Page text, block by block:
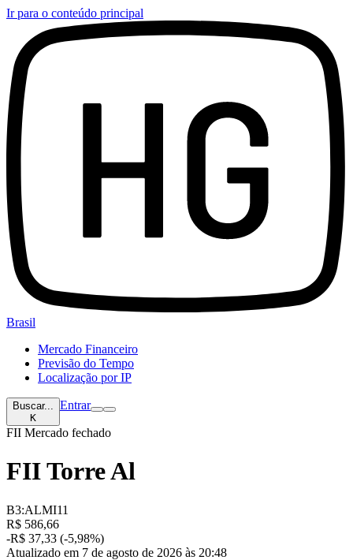
Ir para o conteúdo principal
Brasil
Mercado Financeiro
Previsão do Tempo
Localização por IP
Buscar...
K
Entrar
FII Mercado fechado
FII Torre Al
B3:ALMI11
R$ 586,66
-R$ 37,33 (-5,98%)
Atualizado em 7 de agosto de 2026 às 20:48